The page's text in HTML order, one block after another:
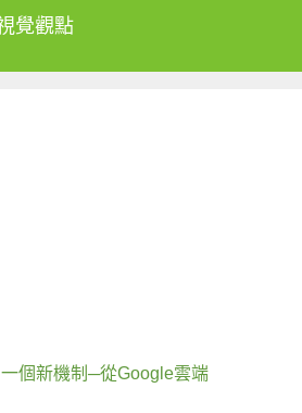
覺觀點
個新機制─從Google雲端